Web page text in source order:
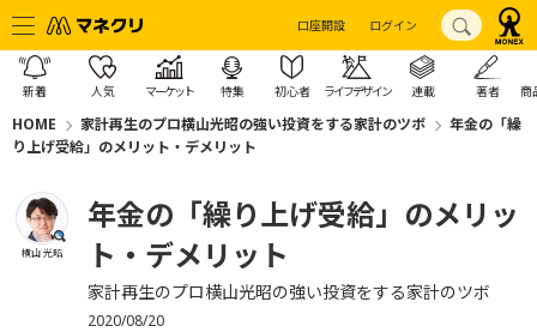
口座開設 ログイン
新着 人気 マーケット 特集 初心者 ライフデザイン 連載 著者 商
HOME 家計再生のプロ横山光昭の強い投資をする家計のツボ
年金の「繰
り上げ受給」のメリット・デメリット
横山 光昭
年金の「繰り上げ受給」のメリッ
ト・デメリット
家計再生のプロ横山光昭の強い投資をする家計のツボ
2020/08/20